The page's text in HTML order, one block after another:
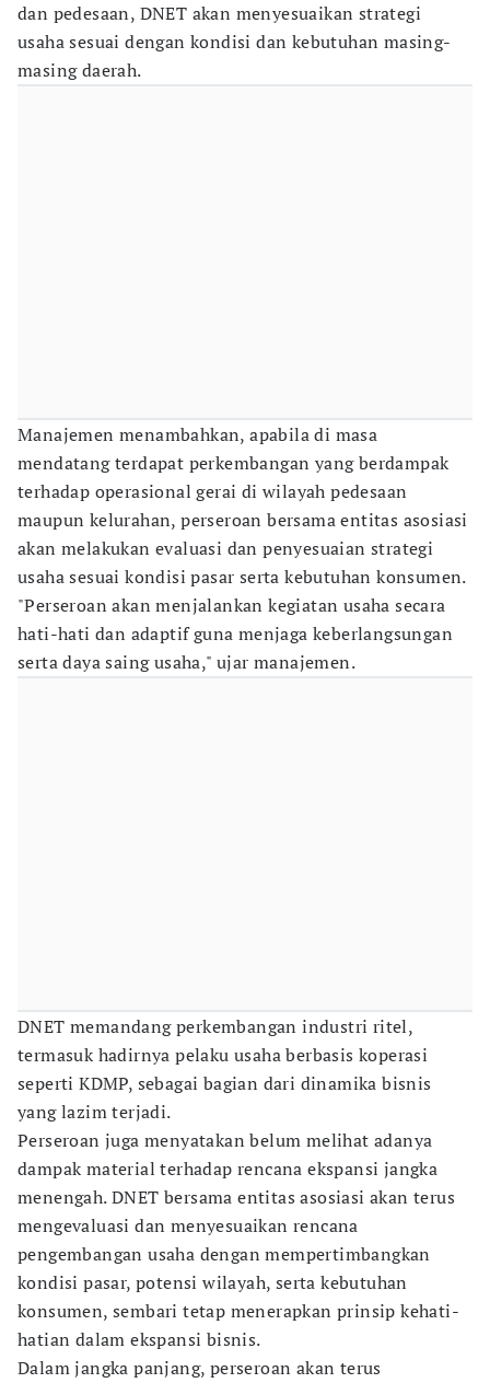
dan pedesaan, DNET akan menyesuaikan strategi
usaha sesuai dengan kondisi dan kebutuhan masing-
masing daerah.
Manajemen menambahkan, apabila di masa
mendatang terdapat perkembangan yang berdampak
terhadap operasional gerai di wilayah pedesaan
maupun kelurahan, perseroan bersama entitas asosiasi
akan melakukan evaluasi dan penyesuaian strategi
usaha sesuai kondisi pasar serta kebutuhan konsumen.
"Perseroan akan menjalankan kegiatan usaha secara
hati-hati dan adaptif guna menjaga keberlangsungan
serta daya saing usaha," ujar manajemen.
DNET memandang perkembangan industri ritel,
termasuk hadirnya pelaku usaha berbasis koperasi
seperti KDMP, sebagai bagian dari dinamika bisnis
yang lazim terjadi.
Perseroan juga menyatakan belum melihat adanya
dampak material terhadap rencana ekspansi jangka
menengah. DNET bersama entitas asosiasi akan terus
mengevaluasi dan menyesuaikan rencana
pengembangan usaha dengan mempertimbangkan
kondisi pasar, potensi wilayah, serta kebutuhan
konsumen, sembari tetap menerapkan prinsip kehati-
hatian dalam ekspansi bisnis.
Dalam jangka panjang, perseroan akan terus